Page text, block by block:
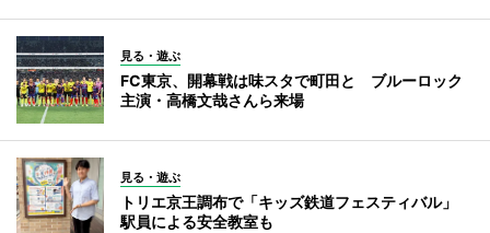
見る・遊ぶ
FC東京、開幕戦は味スタで町田と ブルーロック
主演・高橋文哉さんら来場
見る・遊ぶ
トリエ京王調布で「キッズ鉄道フェスティバル」
駅員による安全教室も